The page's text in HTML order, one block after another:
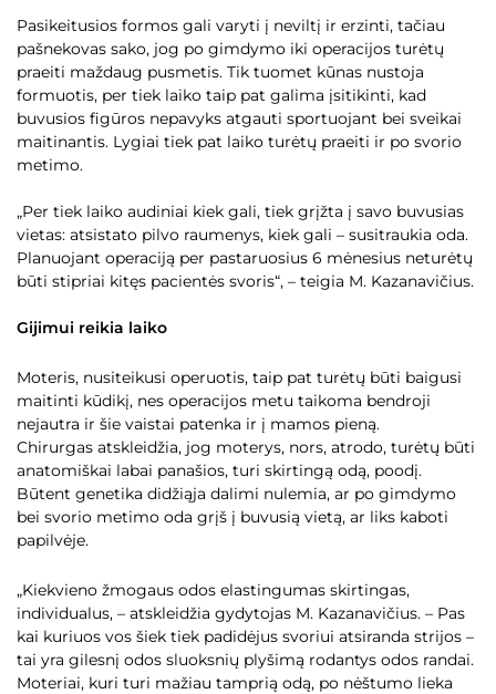
Pasikeitusios formos gali varyti į neviltį ir erzinti, tačiau
pašnekovas sako, jog po gimdymo iki operacijos turėtų
praeiti maždaug pusmetis. Tik tuomet kūnas nustoja
formuotis, per tiek laiko taip pat galima įsitikinti, kad
buvusios figūros nepavyks atgauti sportuojant bei sveikai
maitinantis. Lygiai tiek pat laiko turėtų praeiti ir po svorio
metimo.
„Per tiek laiko audiniai kiek gali, tiek grįžta į savo buvusias
vietas: atsistato pilvo raumenys, kiek gali – susitraukia oda.
Planuojant operaciją per pastaruosius 6 mėnesius neturėtų
būti stipriai kitęs pacientės svoris“, – teigia M. Kazanavičius.
Gijimui reikia laiko
Moteris, nusiteikusi operuotis, taip pat turėtų būti baigusi
maitinti kūdikį, nes operacijos metu taikoma bendroji
nejautra ir šie vaistai patenka ir į mamos pieną.
Chirurgas atskleidžia, jog moterys, nors, atrodo, turėtų būti
anatomiškai labai panašios, turi skirtingą odą, poodį.
Būtent genetika didžiąja dalimi nulemia, ar po gimdymo
bei svorio metimo oda grįš į buvusią vietą, ar liks kaboti
papilvėje.
„Kiekvieno žmogaus odos elastingumas skirtingas,
individualus, – atskleidžia gydytojas M. Kazanavičius. – Pas
kai kuriuos vos šiek tiek padidėjus svoriui atsiranda strijos –
tai yra gilesnį odos sluoksnių plyšimą rodantys odos randai.
Moteriai, kuri turi mažiau tamprią odą, po nėštumo lieka